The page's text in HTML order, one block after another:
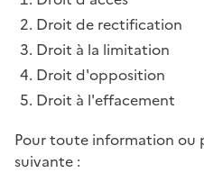
Droit de rectification
Droit à la limitation
Droit d'opposition
Droit à l'effacement
Pour toute information ou
suivante :